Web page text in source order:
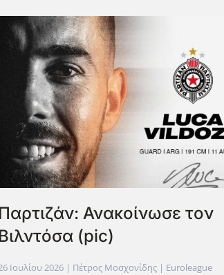
Παρτιζάν: Ανακοίνωσε τον
Βιλντόσα (pic)
Ιουλίου 2026 | Πέτρος Μοσχονίδης | Euroleague